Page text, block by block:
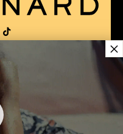
LINGUA:
×